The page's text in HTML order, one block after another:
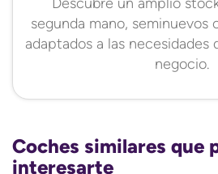
segunda mano, seminuevos
adaptados a las
negocio.
Coches similares que
interesarte